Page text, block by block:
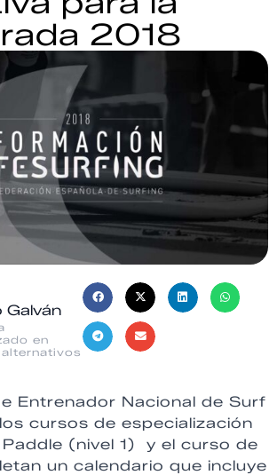
2018
Galván
en
Entrenador Nacional de Surf
cursos de especialización
(nivel 1) y el curso de
un calendario que incluye